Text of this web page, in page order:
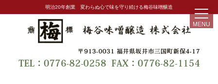
明治20年創業 変わらぬ心で味を守り続ける梅谷味噌醸造
MENU